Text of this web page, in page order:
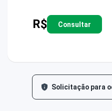
R$ Consultar
Solicitação para